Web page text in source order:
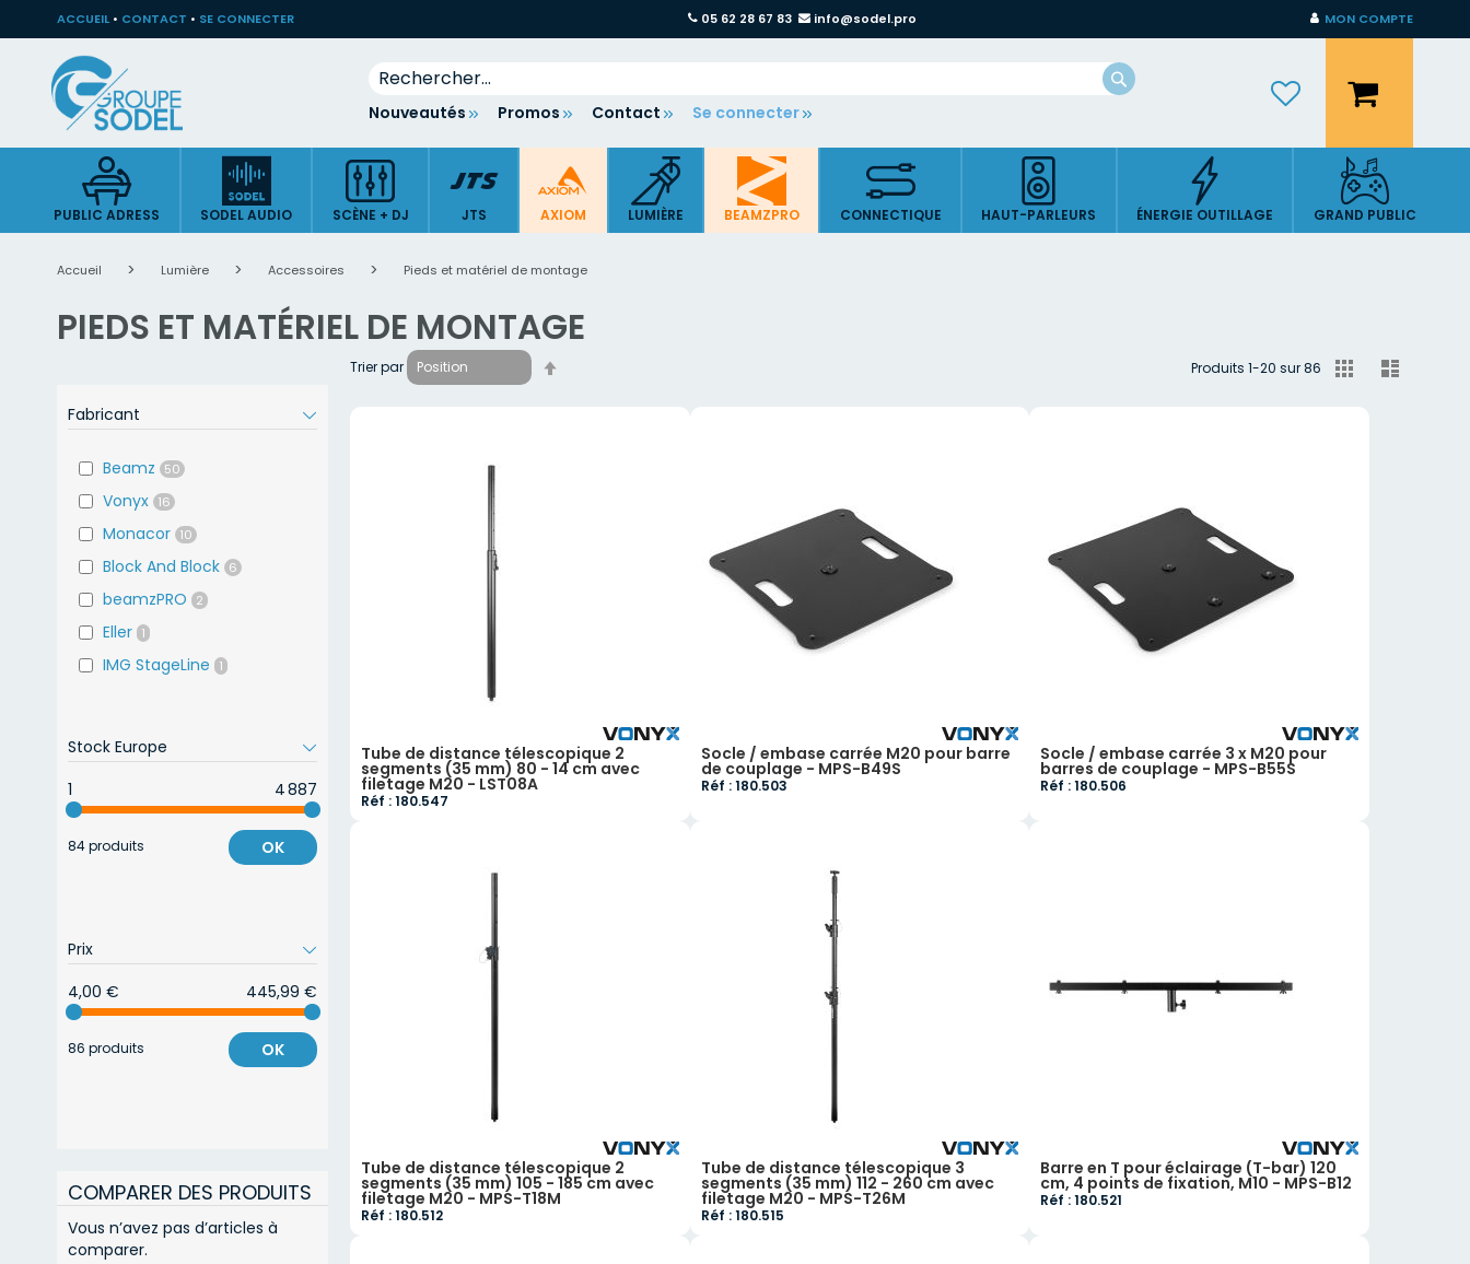
ACCUEIL • CONTACT • SE CONNECTER 05 62 28 67 83 info@sodel.pro MON COMPTE
Allez
contenu
Nouveautés Promos Contact Se connecter
Mon panier
Rechercher
PUBLIC ADRESS SODEL AUDIO SCÈNE + DJ JTS AXIOM LUMIÈRE BEAMZPRO CONNECTIQUE HAUT-PARLEURS ÉNERGIE OUTILLAGE GRAND PUBLIC
Accueil Lumière Accessoires Pieds et matériel de montage
PIEDS ET MATÉRIEL DE MONTAGE
en
Grille
Produits 1-20 sur86
Trier par
Tube de distance télescopique 2
segments (35 mm) 80 - 14 cm avec
filetage M20 - LST08A
Réf : 180.547
Socle / embase carrée M20 pour barre
de couplage - MPS-B49S
Réf : 180.503
Socle / embase carrée 3 x M20 pour
barres de couplage - MPS-B55S
Réf : 180.506
Tube de distance télescopique 2
segments (35 mm) 105 - 185 cm avec
filetage M20 - MPS-T18M
Réf : 180.512
Tube de distance télescopique 3
segments (35 mm) 112 - 260 cm avec
filetage M20 - MPS-T26M
Réf : 180.515
Barre en T pour éclairage (T-bar) 120
cm, 4 points de fixation, M10 - MPS-B12
Réf : 180.521
Fabricant
Beamz 50
Vonyx 16
Monacor 10
Block And Block 6
beamzPRO 2
Eller 1
IMG StageLine 1
Stock Europe
1
4 887
84 produits OK
Prix
4,00 €
445,99 €
86 produits OK
COMPARER DES PRODUITS
Vous n’avez pas d’articles à
comparer.